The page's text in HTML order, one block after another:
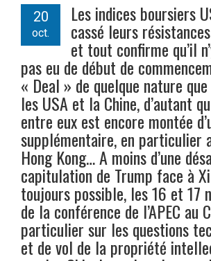
20
oct.
Les indices boursiers
cassé leurs
et tout confirme qu’il
pas eu de début de
« Deal » de quelque nature
les USA et la Chine, d’autant
entre eux est encore montée
supplémentaire, en particulier
Hong Kong… A moins d’une
capitulation de Trump face à
toujours possible, les 16 et 17
de la conférence de l’APEC au
particulier sur les questions
et de vol de la propriété